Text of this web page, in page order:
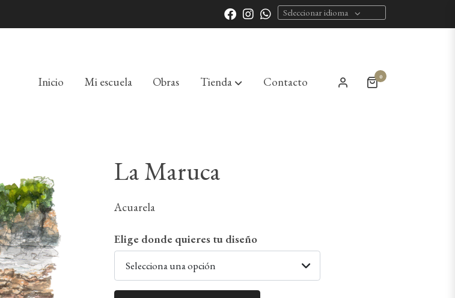
Seleccionar idioma
Inicio Mi escuela Obras Tienda Contacto 0
La Maruca
Acuarela
Elige donde quieres tu diseño
Selecciona una opción